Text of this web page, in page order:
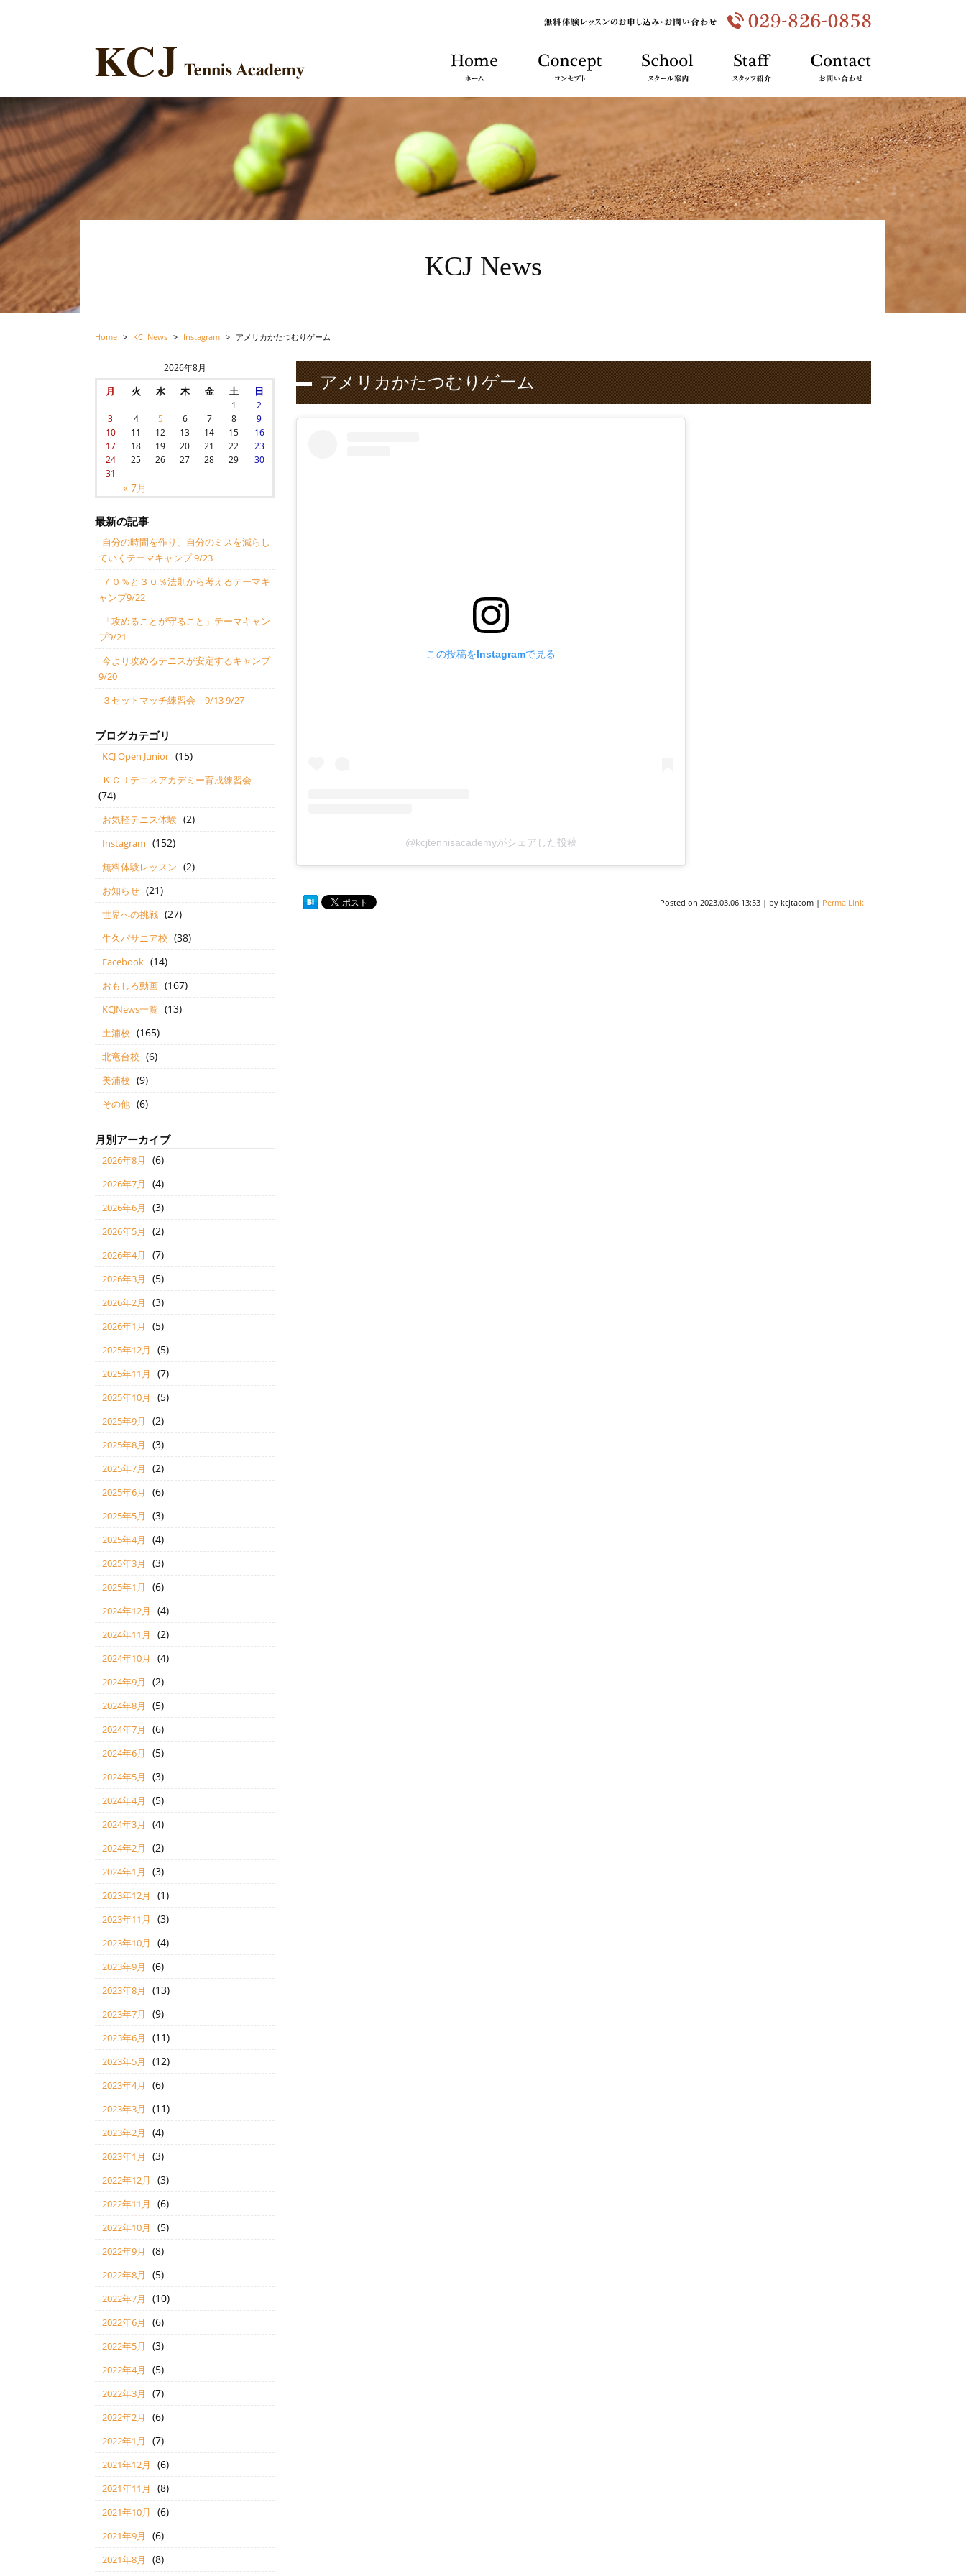
KCJ News
Home > KCJ News > Instagram > アメリカかたつむりゲーム
アメリカかたつむりゲーム
この投稿をInstagramで見る
@kcjtennisacademyがシェアした投稿
Posted on 2023.03.06 13:53 | by kcjtacom | Perma Link
2026年8月
月 火 水 木 金 土 日
« 7月
1
2
3
4 5 6 7 8
9
10
11 12 13 14 15
16
17
18 19 20 21 22
23
24
25 26 27 28 29
30
31
最新の記事
自分の時間を作り、自分のミスを減らし
ていくテーマキャンプ 9/23
７０％と３０％法則から考えるテーマキ
ャンプ9/22
「攻めることが守ること」テーマキャン
プ9/21
今より攻めるテニスが安定するキャンプ
9/20
３セットマッチ練習会 9/13 9/27
ブログカテゴリ
KCJ Open Junior (15)
ＫＣＪテニスアカデミー育成練習会
(74)
お気軽テニス体験 (2)
Instagram (152)
無料体験レッスン (2)
お知らせ (21)
世界への挑戦 (27)
牛久パサニア校 (38)
Facebook (14)
おもしろ動画 (167)
KCJNews一覧 (13)
土浦校 (165)
北竜台校 (6)
美浦校 (9)
その他 (6)
月別アーカイブ
2026年8月 (6)
2026年7月 (4)
2026年6月 (3)
2026年5月 (2)
2026年4月 (7)
2026年3月 (5)
2026年2月 (3)
2026年1月 (5)
2025年12月 (5)
2025年11月 (7)
2025年10月 (5)
2025年9月 (2)
2025年8月 (3)
2025年7月 (2)
2025年6月 (6)
2025年5月 (3)
2025年4月 (4)
2025年3月 (3)
2025年1月 (6)
2024年12月 (4)
2024年11月 (2)
2024年10月 (4)
2024年9月 (2)
2024年8月 (5)
2024年7月 (6)
2024年6月 (5)
2024年5月 (3)
2024年4月 (5)
2024年3月 (4)
2024年2月 (2)
2024年1月 (3)
2023年12月 (1)
2023年11月 (3)
2023年10月 (4)
2023年9月 (6)
2023年8月 (13)
2023年7月 (9)
2023年6月 (11)
2023年5月 (12)
2023年4月 (6)
2023年3月 (11)
2023年2月 (4)
2023年1月 (3)
2022年12月 (3)
2022年11月 (6)
2022年10月 (5)
2022年9月 (8)
2022年8月 (5)
2022年7月 (10)
2022年6月 (6)
2022年5月 (3)
2022年4月 (5)
2022年3月 (7)
2022年2月 (6)
2022年1月 (7)
2021年12月 (6)
2021年11月 (8)
2021年10月 (6)
2021年9月 (6)
2021年8月 (8)